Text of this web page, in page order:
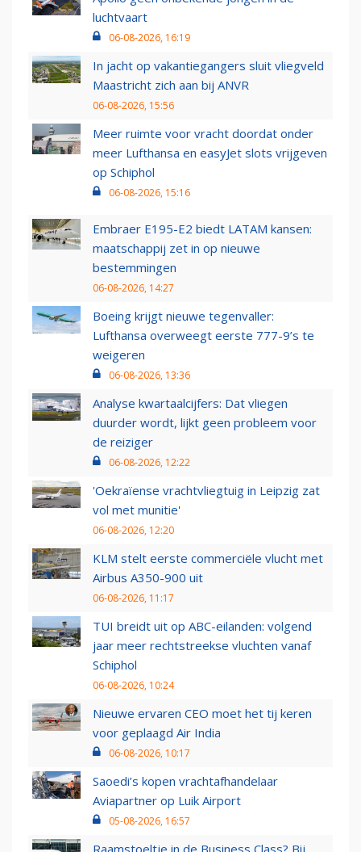
luchtvaart
06-08-2026, 16:19
In jacht op vakantiegangers sluit vliegveld
Maastricht zich aan bij ANVR
06-08-2026, 15:56
Meer ruimte voor vracht doordat onder
meer Lufthansa en easyJet slots vrijgeven
op Schiphol
06-08-2026, 15:16
Embraer E195-E2 biedt LATAM kansen:
maatschappij zet in op nieuwe
bestemmingen
06-08-2026, 14:27
Boeing krijgt nieuwe tegenvaller:
Lufthansa overweegt eerste 777-9’s te
weigeren
06-08-2026, 13:36
Analyse kwartaalcijfers: Dat vliegen
duurder wordt, lijkt geen probleem voor
de reiziger
06-08-2026, 12:22
'Oekraïense vrachtvliegtuig in Leipzig zat
vol met munitie'
06-08-2026, 12:20
KLM stelt eerste commerciële vlucht met
Airbus A350-900 uit
06-08-2026, 11:17
TUI breidt uit op ABC-eilanden: volgend
jaar meer rechtstreekse vluchten vanaf
Schiphol
06-08-2026, 10:24
Nieuwe ervaren CEO moet het tij keren
voor geplaagd Air India
06-08-2026, 10:17
Saoedi’s kopen vrachtafhandelaar
Aviapartner op Luik Airport
05-08-2026, 16:57